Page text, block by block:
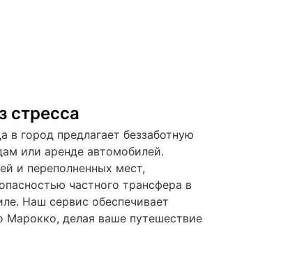
стресса
в город предлагает беззаботную
или аренде автомобилей.
и переполненных мест,
частного трансфера в
Наш сервис обеспечивает
Марокко, делая ваше путешествие